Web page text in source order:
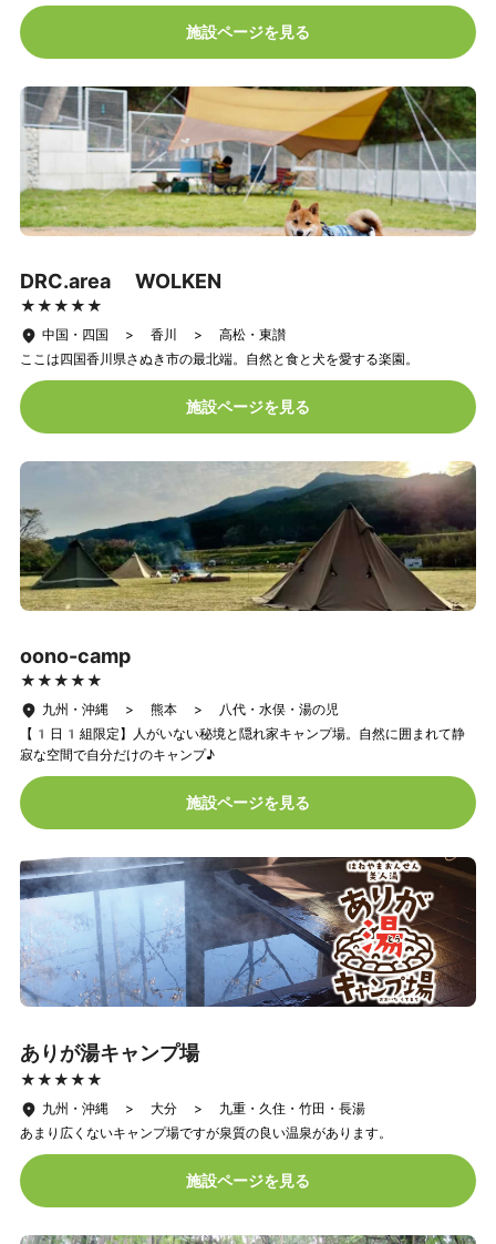
施設ページを見る
DRC.area WOLKEN
★★★★★
★★★★★
中国・四国 > 香川 > 高松・東讃
ここは四国香川県さぬき市の最北端。自然と食と犬を愛する楽園。
施設ページを見る
oono-camp
★★★★★
★★★★★
九州・沖縄 > 熊本 > 八代・水俣・湯の児
【1日1組限定】人がいない秘境と隠れ家キャンプ場。自然に囲まれて静
寂な空間で自分だけのキャンプ♪
施設ページを見る
ありが湯キャンプ場
★★★★★
★★★★★
九州・沖縄 > 大分 > 九重・久住・竹田・長湯
あまり広くないキャンプ場ですが泉質の良い温泉があります。
施設ページを見る